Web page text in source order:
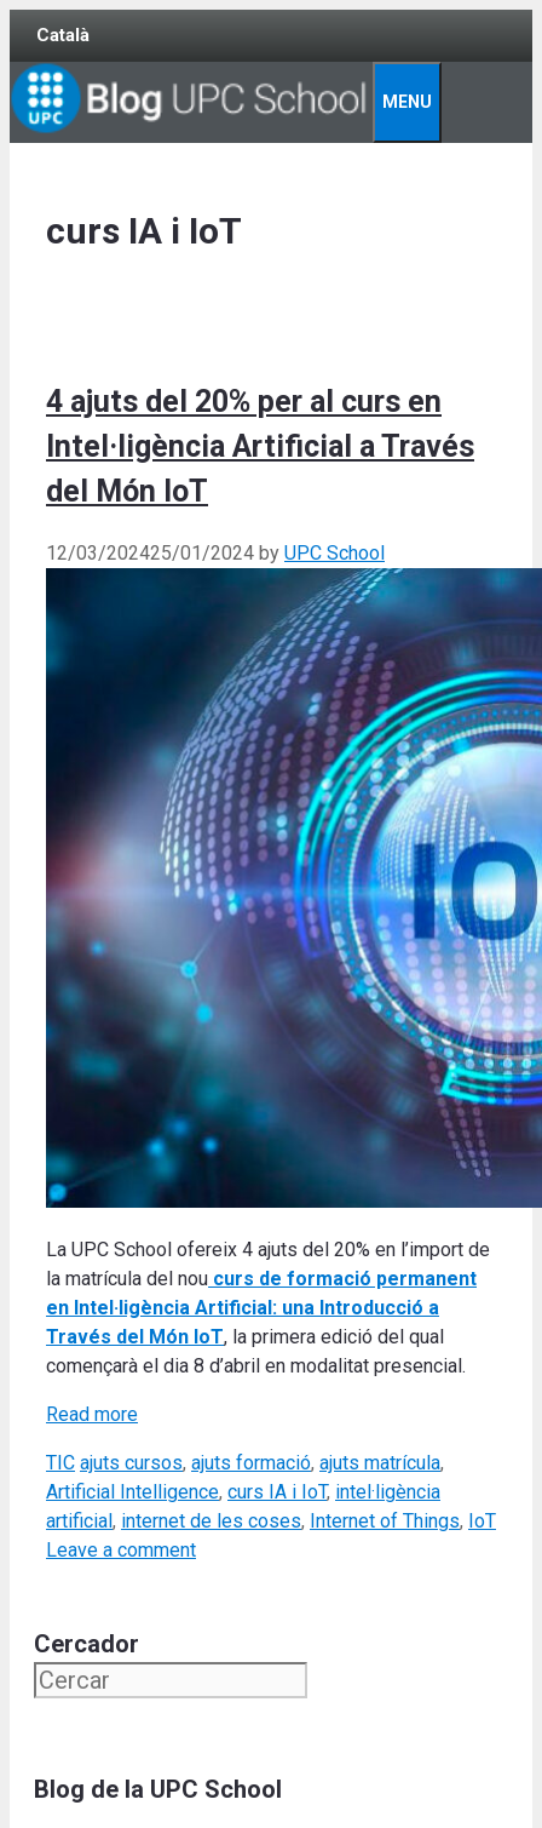
Skip
content
Català
MENU
curs IA i IoT
4 ajuts del 20% per al curs en
Intel·ligència Artificial a Través
del Món IoT
12/03/202425/01/2024 by UPC School
La UPC School ofereix 4 ajuts del 20% en l’import de
la matrícula del nou curs de formació permanent
en Intel·ligència Artificial: una Introducció a
Través del Món IoT, la primera edició del qual
començarà el dia 8 d’abril en modalitat presencial.
Read more
Categories
TIC Tags
ajuts cursos, ajuts formació, ajuts matrícula,
Artificial Intelligence, curs IA i IoT, intel·ligència
artificial , internet de les coses, Internet of Things, IoT
Leave a comment
Cercador
Blog de la UPC School